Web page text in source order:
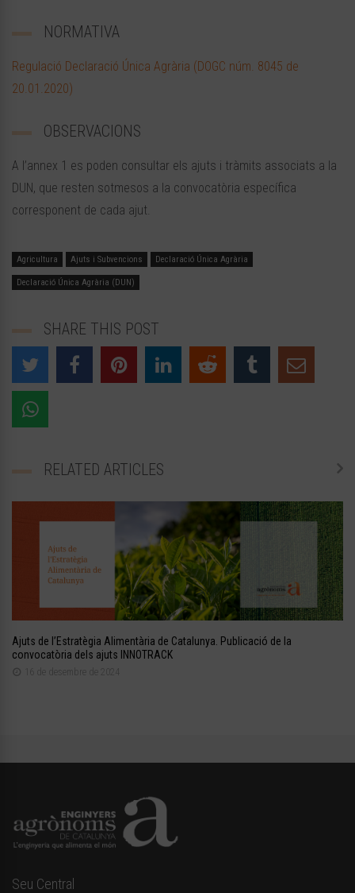
NORMATIVA
Regulació Declaració Única Agrària (DOGC núm. 8045 de
20.01.2020)
OBSERVACIONS
A l’annex 1 es poden consultar els ajuts i tràmits associats a la
DUN, que resten sotmesos a la convocatòria específica
corresponent de cada ajut.
Agricultura Ajuts i Subvencions Declaració Única Agrària
Declaració Única Agrària (DUN)
SHARE THIS POST
RELATED ARTICLES
Ajuts de l’Estratègia Alimentària de Catalunya. Publicació de la
convocatòria dels ajuts INNOTRACK
16 de desembre de 2024
Seu Central